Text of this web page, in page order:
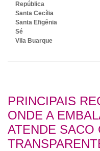
República
Santa Cecília
Santa Efigênia
Sé
Vila Buarque
PRINCIPAIS
ONDE A
ATENDE SACO